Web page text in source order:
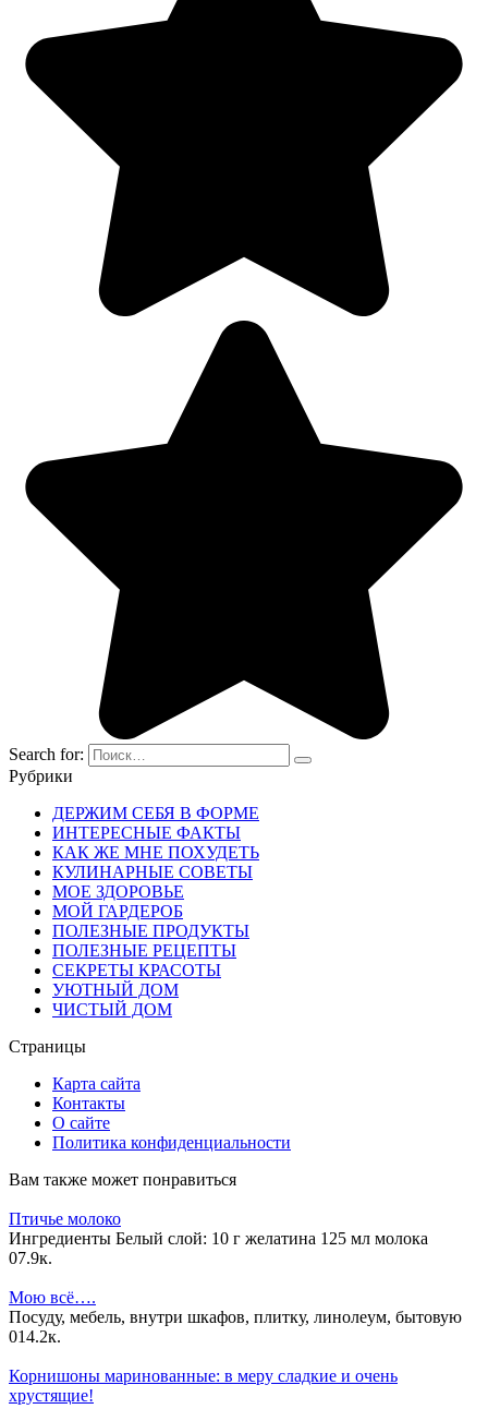
Search for:
Рубрики
ДЕРЖИМ СЕБЯ В ФОРМЕ
ИНТЕРЕСНЫЕ ФАКТЫ
КАК ЖЕ МНЕ ПОХУДЕТЬ
КУЛИНАРНЫЕ СОВЕТЫ
МОЕ ЗДОРОВЬЕ
МОЙ ГАРДЕРОБ
ПОЛЕЗНЫЕ ПРОДУКТЫ
ПОЛЕЗНЫЕ РЕЦЕПТЫ
СЕКРЕТЫ КРАСОТЫ
УЮТНЫЙ ДОМ
ЧИСТЫЙ ДОМ
Страницы
Карта сайта
Контакты
О сайте
Политика конфиденциальности
Вам также может понравиться
Птичье молоко
Ингредиенты Белый слой: 10 г желатина 125 мл молока
07.9к.
Мою всё….
Посуду, мебель, внутри шкафов, плитку, линолеум, бытовую
014.2к.
Корнишоны маринованные: в меру сладкие и очень
хрустящие!